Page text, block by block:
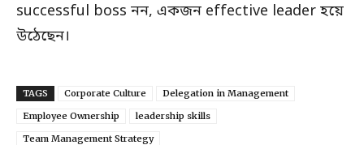
successful boss নন, একজন effective leader হয়ে
উঠেছেন।
TAGS Corporate Culture
Delegation in Management
Employee Ownership
leadership skills
Team Management Strategy